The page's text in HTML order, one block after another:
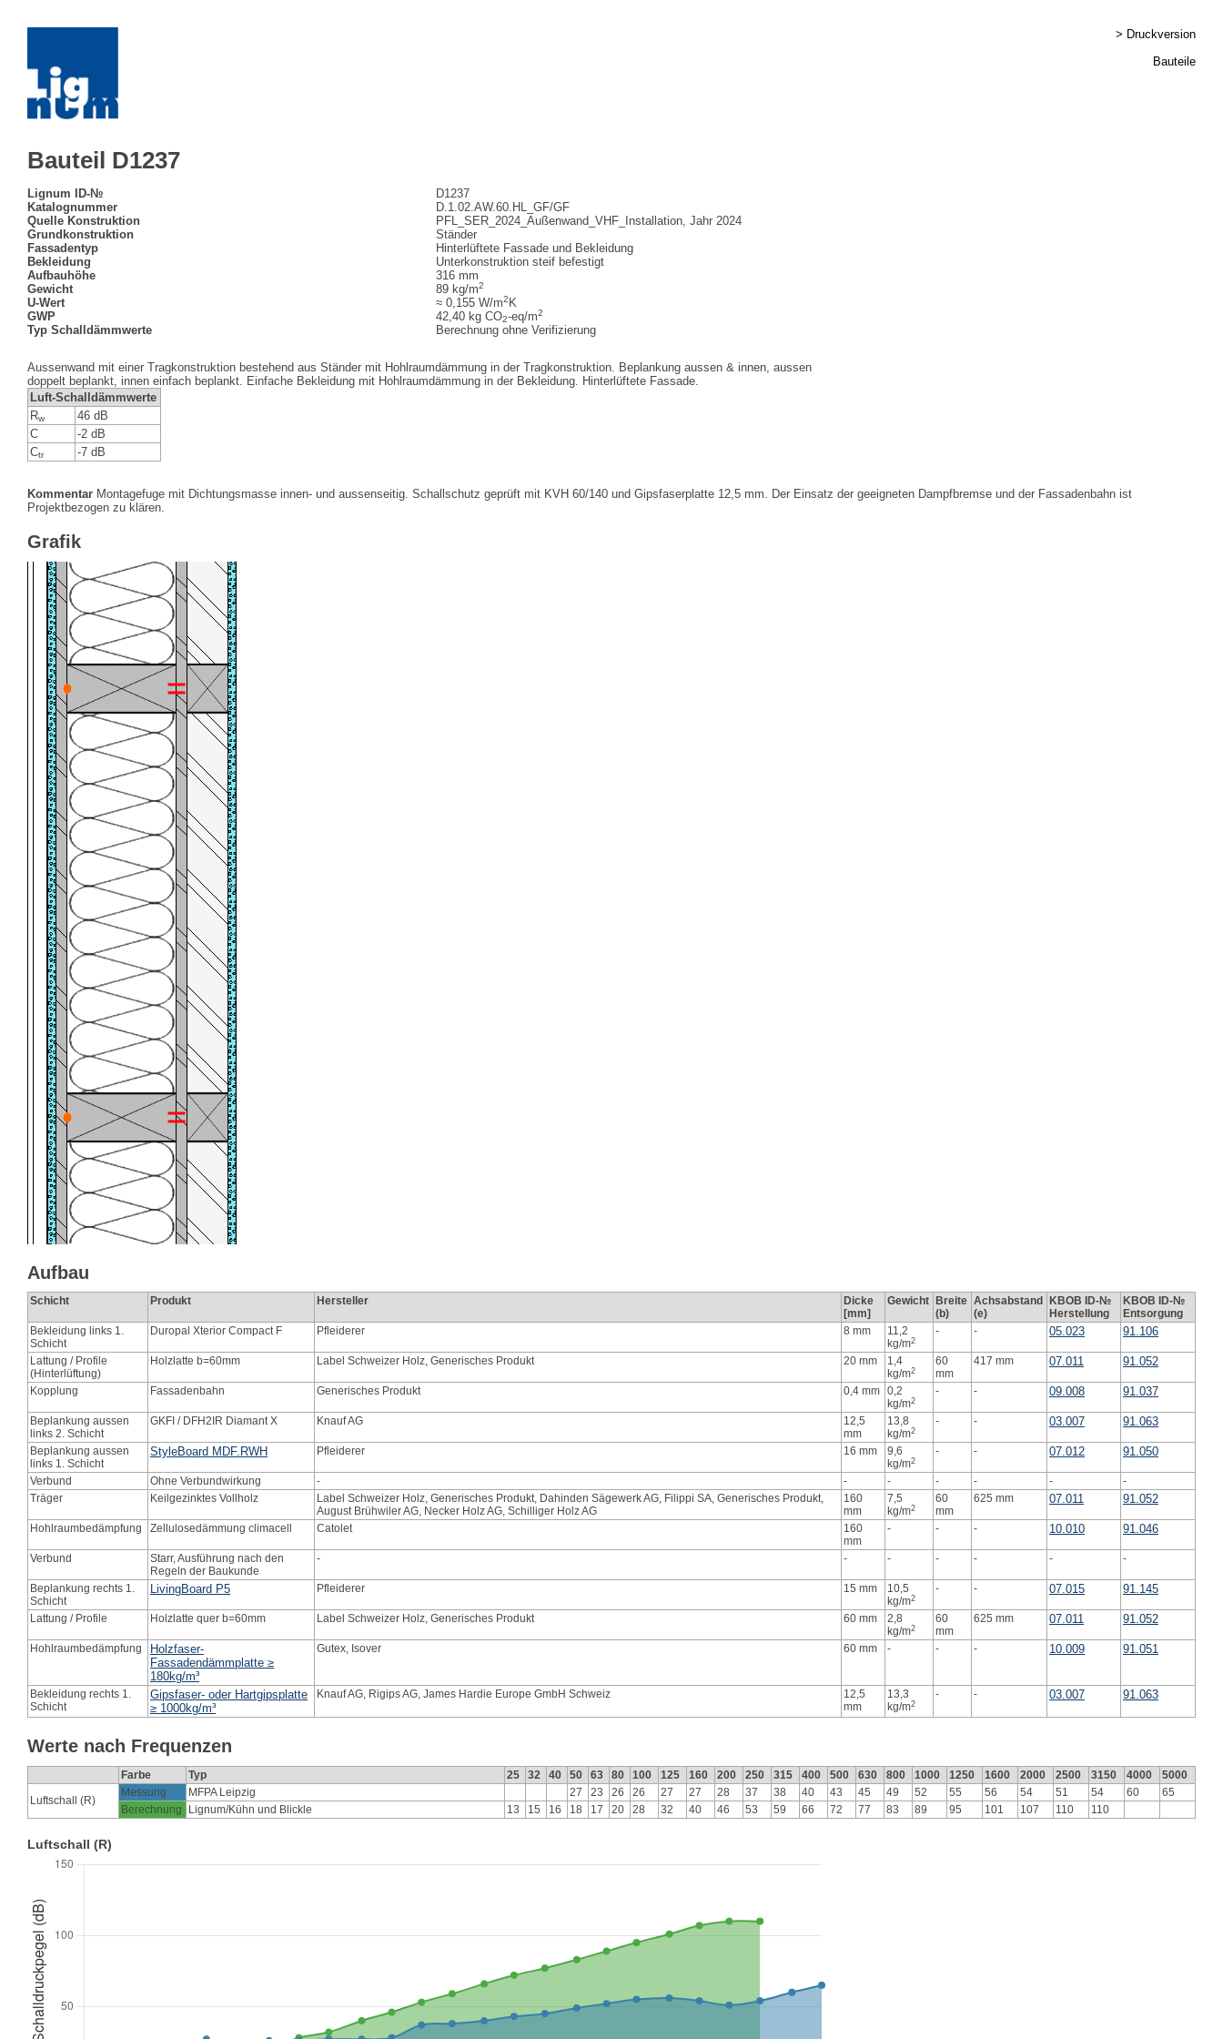
> Druckversion
Bauteile
Bauteil D1237
Lignum ID-№
D1237
Katalognummer
D.1.02.AW.60.HL_GF/GF
Quelle Konstruktion
PFL_SER_2024_Außenwand_VHF_Installation, Jahr 2024
Grundkonstruktion
Ständer
Fassadentyp
Hinterlüftete Fassade und Bekleidung
Bekleidung
Unterkonstruktion steif befestigt
Aufbauhöhe
316 mm
Gewicht
89 kg/m2
U-Wert ≈ 0,155 W/m2 K
GWP
42,40 kg CO2-eq/m2
Typ Schalldämmwerte Berechnung ohne Verifizierung
Aussenwand mit einer Tragkonstruktion bestehend aus Ständer mit Hohlraumdämmung in der Tragkonstruktion. Beplankung aussen & innen, aussen
doppelt beplankt, innen einfach beplankt. Einfache Bekleidung mit Hohlraumdämmung in der Bekleidung. Hinterlüftete Fassade.
Luft-Schalldämmwerte
Rw
46 dB
C
-2 dB
Ctr -7 dB
Kommentar Montagefuge mit Dichtungsmasse innen- und aussenseitig. Schallschutz geprüft mit KVH 60/140 und Gipsfaserplatte 12,5 mm. Der Einsatz der geeigneten Dampfbremse und der Fassadenbahn ist
Projektbezogen zu klären.
Grafik
Aufbau
Schicht Produkt Hersteller
Dicke
[mm]
Gewicht
Breite
(b)
Achsabstand
(e)
KBOB ID-№
Herstellung
KBOB ID-№
Entsorgung
Bekleidung links 1.
Schicht
Duropal Xterior Compact F Pfleiderer 8 mm
11,2
kg/m2
- - 05.023 91.106
Lattung / Profile
(Hinterlüftung)
Holzlatte b=60mm Label Schweizer Holz, Generisches Produkt 20 mm
1,4
kg/m2
60
mm
417 mm 07.011 91.052
Kopplung Fassadenbahn Generisches Produkt 0,4 mm 0,2
kg/m2
- - 09.008 91.037
Beplankung aussen
links 2. Schicht
GKFI / DFH2IR Diamant X Knauf AG
12,5
mm
13,8
kg/m2
- - 03.007 91.063
Beplankung aussen
links 1. Schicht
StyleBoard MDF.RWH Pfleiderer 16 mm
9,6
kg/m2
- - 07.012 91.050
Verbund Ohne Verbundwirkung - - - - - -
-
Träger
Keilgezinktes Vollholz
Label Schweizer Holz, Generisches Produkt, Dahinden Sägewerk AG, Filippi SA, Generisches Produkt,
August Brühwiler AG, Necker Holz AG, Schilliger Holz AG
160
mm
7,5
kg/m2
60
mm
625 mm 07.011 91.052
Hohlraumbedämpfung Zellulosedämmung climacell Catolet
160
mm
- - - 10.010 91.046
Verbund
Starr, Ausführung nach den
Regeln der Baukunde
- - - - - - -
Beplankung rechts 1.
Schicht
LivingBoard P5 Pfleiderer 15 mm
10,5
kg/m2
- - 07.015 91.145
Lattung / Profile Holzlatte quer b=60mm Label Schweizer Holz, Generisches Produkt 60 mm
2,8
kg/m2
60
mm
625 mm 07.011 91.052
Hohlraumbedämpfung
Holzfaser-
Fassadendämmplatte ≥
180kg/m³
Gutex, Isover 60 mm - - - 10.009 91.051
Bekleidung rechts 1.
Schicht
Gipsfaser- oder Hartgipsplatte
≥ 1000kg/m³
Knauf AG, Rigips AG, James Hardie Europe GmbH Schweiz
12,5
mm
13,3
kg/m2
- - 03.007 91.063
Werte nach Frequenzen
Farbe Typ 25 32 40 50 63 80 100 125 160 200 250 315 400 500 630 800 1000 1250 1600 2000 2500 3150 4000
5000
Luftschall (R)
Messung MFPA Leipzig 27 23 26 26 27 27 28 37 38 40 43 45 49 52 55 56 54 51 54 60
65
Berechnung
Lignum/Kühn und Blickle 13 15 16 18 17 20 28 32 40 46 53 59 66 72 77 83 89 95 101 107 110 110
Luftschall (R)